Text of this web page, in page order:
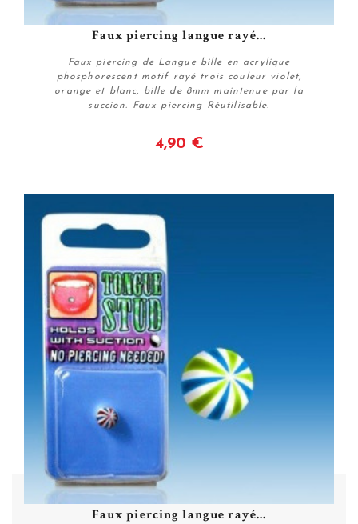
Faux piercing langue rayé...
Faux piercing de Langue bille en acrylique
phosphorescent motif rayé trois couleur violet,
orange et blanc, bille de 8mm maintenue par la
succion. Faux piercing Réutilisable.
4,90 €
Faux piercing langue rayé...